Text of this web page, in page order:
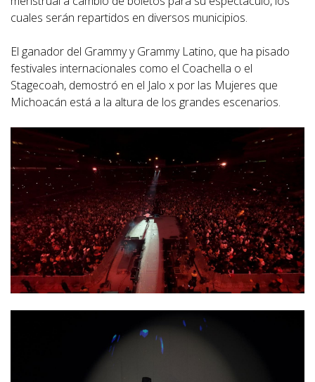
cuales serán repartidos en diversos municipios.
El ganador del Grammy y Grammy Latino, que ha pisado
festivales internacionales como el Coachella o el
Stagecoah, demostró en el Jalo x por las Mujeres que
Michoacán está a la altura de los grandes escenarios.